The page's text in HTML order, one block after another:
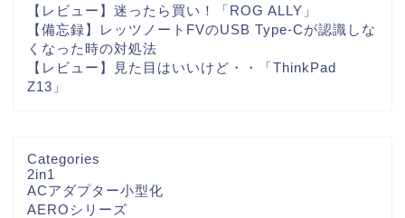
【レビュー】迷ったら買い！「ROG ALLY」
【備忘録】レッツノートFVのUSB Type-Cが認識しな
くなった時の対処法
【レビュー】見た目はいいけど・・「ThinkPad
Z13」
Categories
2in1
ACアダプター小型化
AEROシリーズ